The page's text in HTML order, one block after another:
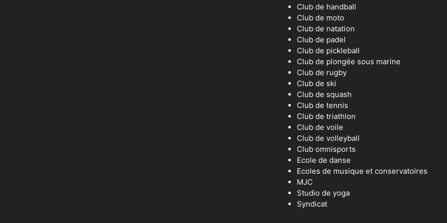
Club de handball
Club de moto
Club de natation
Club de padel
Club de pickleball
Club de plongée sous marine
Club de rugby
Club de ski
Club de squash
Club de tennis
Club de triathlon
Club de voile
Club de volleyball
Club omnisports
Ecole de danse
Ecoles de musique et conservatoires
MJC
Studio de yoga
Syndicat